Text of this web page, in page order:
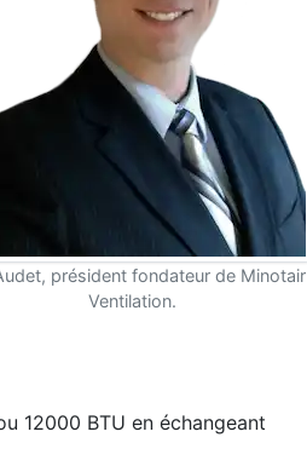
président fondateur de Minotair
Ventilation.
12000 BTU en échangeant